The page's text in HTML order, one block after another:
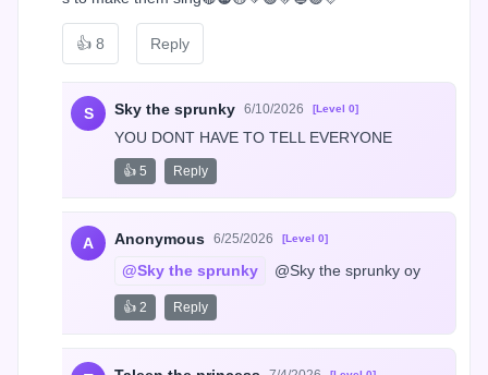
👍 8 Reply
S Sky the sprunky 6/10/2026 [Level 0]
YOU DONT HAVE TO TELL EVERYONE
👍 5 Reply
A Anonymous 6/25/2026 [Level 0]
@Sky the sprunky @Sky the sprunky oy
👍 2 Reply